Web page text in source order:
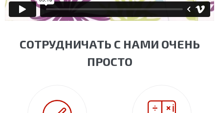
СОТРУДНИЧАТЬ С НАМИ ОЧЕНЬ
ПРОСТО